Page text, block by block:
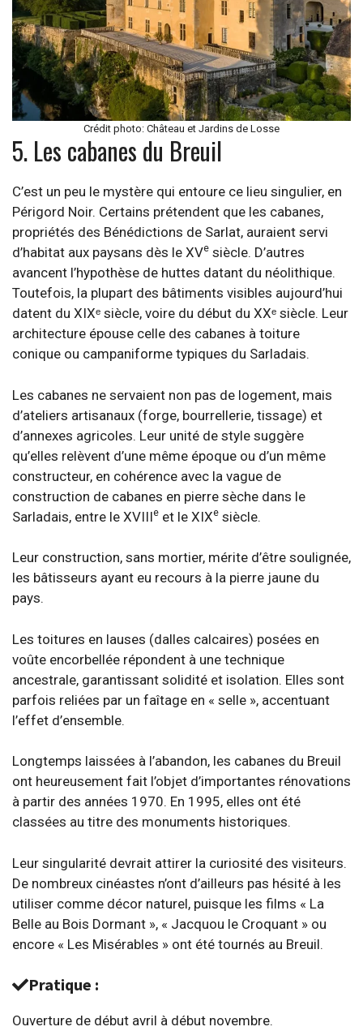
Crédit photo: Château et Jardins de Losse
5. Les cabanes du Breuil
C’est un peu le mystère qui entoure ce lieu singulier, en
Périgord Noir. Certains prétendent que les cabanes,
propriétés des Bénédictions de Sarlat, auraient servi
d’habitat aux paysans dès le XVe siècle. D’autres
avancent l’hypothèse de huttes datant du néolithique.
Toutefois, la plupart des bâtiments visibles aujourd’hui
datent du XIXᵉ siècle, voire du début du XXᵉ siècle. Leur
architecture épouse celle des cabanes à toiture
conique ou campaniforme typiques du Sarladais.
Les cabanes ne servaient non pas de logement, mais
d’ateliers artisanaux (forge, bourrellerie, tissage) et
d’annexes agricoles. Leur unité de style suggère
qu’elles relèvent d’une même époque ou d’un même
constructeur, en cohérence avec la vague de
construction de cabanes en pierre sèche dans le
Sarladais, entre le XVIIIe et le XIXe siècle.
Leur construction, sans mortier, mérite d’être soulignée,
les bâtisseurs ayant eu recours à la pierre jaune du
pays.
Les toitures en lauses (dalles calcaires) posées en
voûte encorbellée répondent à une technique
ancestrale, garantissant solidité et isolation. Elles sont
parfois reliées par un faîtage en « selle », accentuant
l’effet d’ensemble.
Longtemps laissées à l’abandon, les cabanes du Breuil
ont heureusement fait l’objet d’importantes rénovations
à partir des années 1970. En 1995, elles ont été
classées au titre des monuments historiques.
Leur singularité devrait attirer la curiosité des visiteurs.
De nombreux cinéastes n’ont d’ailleurs pas hésité à les
utiliser comme décor naturel, puisque les films « La
Belle au Bois Dormant », « Jacquou le Croquant » ou
encore « Les Misérables » ont été tournés au Breuil.
Pratique :
Ouverture de début avril à début novembre.